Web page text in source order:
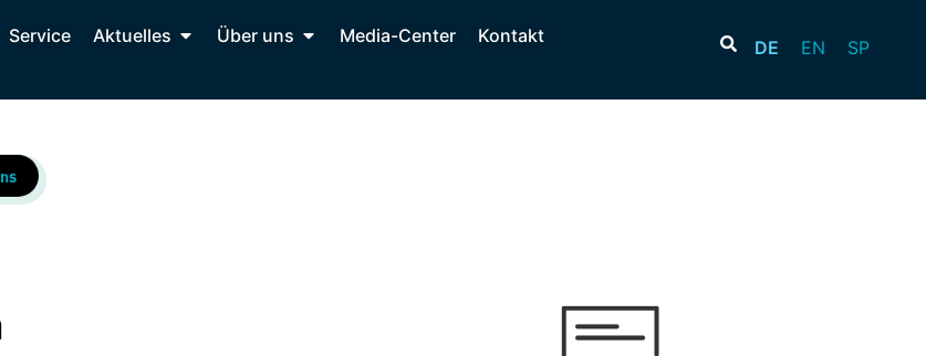
Service Aktuelles Über uns Media-Center Kontakt
DE EN SP